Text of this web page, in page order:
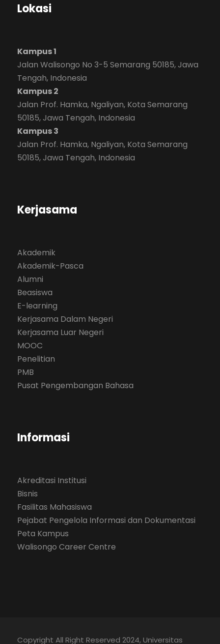
Lokasi
Kampus 1
Jalan Walisongo No 3-5 Semarang 50185, Jawa
Tengah, Indonesia
Kampus 2
Jalan Prof. Hamka, Ngaliyan, Kota Semarang
50185, Jawa Tengah, Indonesia
Kampus 3
Jalan Prof. Hamka, Ngaliyan, Kota Semarang
50185, Jawa Tengah, Indonesia
Kerjasama
Akademik
Akademik-Pasca
Alumni
Beasiswa
E-learning
Kerjasama Dalam Negeri
Kerjasama Luar Negeri
MOOC
Penelitian
PMB
Pusat Pengembangan Bahasa
Informasi
Akreditasi Institusi
Bisnis
Fasilitas Mahasiswa
Pejabat Pengelola Informasi dan Dokumentasi
Peta Kampus
Walisongo Career Centre
Copyright All Right Reserved 2024, Universitas